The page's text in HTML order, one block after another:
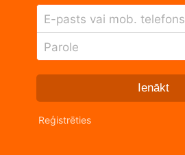
E-pasts vai mob. telefons
Parole
Ienākt
Reģistrēties